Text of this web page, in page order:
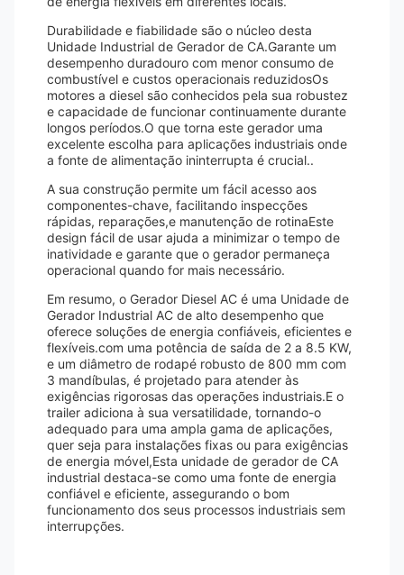
Durabilidade e fiabilidade são o núcleo desta
Unidade Industrial de Gerador de CA.Garante um
desempenho duradouro com menor consumo de
combustível e custos operacionais reduzidosOs
motores a diesel são conhecidos pela sua robustez
e capacidade de funcionar continuamente durante
longos períodos.O que torna este gerador uma
excelente escolha para aplicações industriais onde
a fonte de alimentação ininterrupta é crucial..
A sua construção permite um fácil acesso aos
componentes-chave, facilitando inspecções
rápidas, reparações,e manutenção de rotinaEste
design fácil de usar ajuda a minimizar o tempo de
inatividade e garante que o gerador permaneça
operacional quando for mais necessário.
Em resumo, o Gerador Diesel AC é uma Unidade de
Gerador Industrial AC de alto desempenho que
oferece soluções de energia confiáveis, eficientes e
flexíveis.com uma potência de saída de 2 a 8.5 KW,
e um diâmetro de rodapé robusto de 800 mm com
3 mandíbulas, é projetado para atender às
exigências rigorosas das operações industriais.E o
trailer adiciona à sua versatilidade, tornando-o
adequado para uma ampla gama de aplicações,
quer seja para instalações fixas ou para exigências
de energia móvel,Esta unidade de gerador de CA
industrial destaca-se como uma fonte de energia
confiável e eficiente, assegurando o bom
funcionamento dos seus processos industriais sem
interrupções.